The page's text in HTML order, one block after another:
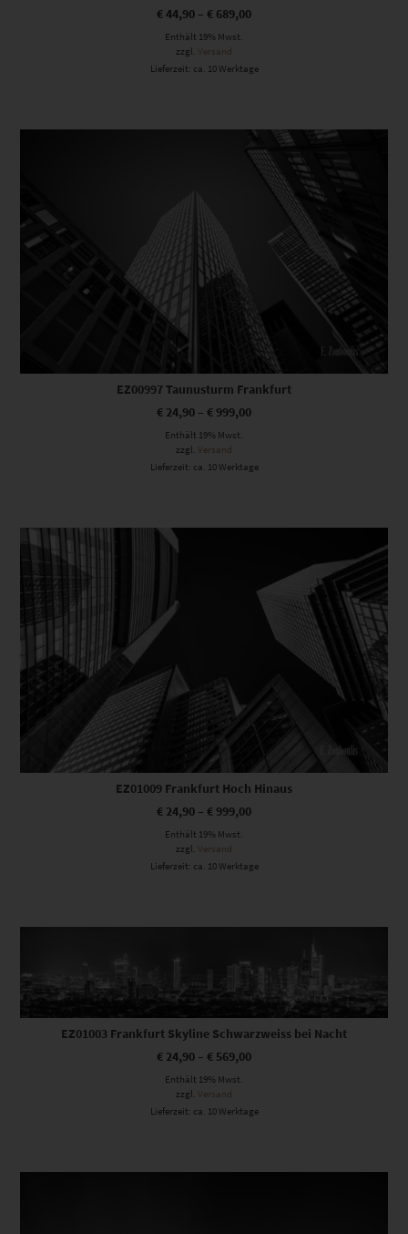
€44,90 – € 689,00
Enthält 19% Mwst.
zzgl. Versand
Lieferzeit: ca. 10 Werktage
Dieses Produkt weist mehrere Varianten auf. Die Optionen können auf der Produktseite gewählt werden
EZ00997 Taunusturm Frankfurt
€ 24,90 – € 999,00
Enthält 19% Mwst.
zzgl. Versand
Lieferzeit: ca. 10 Werktage
Dieses Produkt weist mehrere Varianten auf. Die Optionen können auf der Produktseite gewählt werden
EZ01009 Frankfurt Hoch Hinaus
€ 24,90 – € 999,00
Enthält 19% Mwst.
zzgl.
Versand
Lieferzeit: ca. 10 Werktage
Dieses Produkt weist mehrere Varianten auf. Die Optionen können auf der Produktseite gewählt werden
EZ01003 Frankfurt Skyline Schwarzweiss bei Nacht
€ 24,90 – € 569,00
Enthält 19% Mwst.
zzgl. Versand
Lieferzeit: ca. 10 Werktage
Dieses Produkt weist mehrere Varianten auf. Die Optionen können auf der Produktseite gewählt werden